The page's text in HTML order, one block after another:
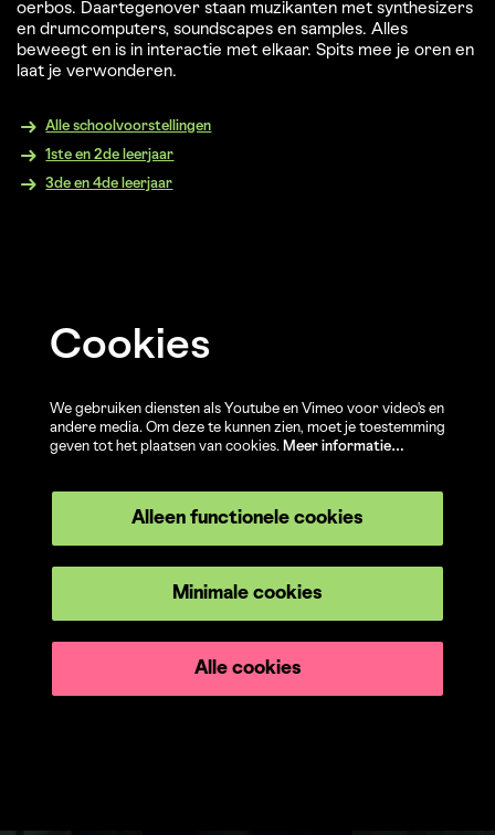
oerbos. Daartegenover staan muzikanten met synthesizers
en drumcomputers, soundscapes en samples. Alles
beweegt en is in interactie met elkaar. Spits mee je oren en
laat je verwonderen.
Alle schoolvoorstellingen
1ste en 2de leerjaar
3de en 4de leerjaar
Cookies
We gebruiken diensten als Youtube en Vimeo voor video's en
andere media. Om deze te kunnen zien, moet je toestemming
geven tot het plaatsen van cookies. Meer informatie…
Alleen functionele cookies
Minimale cookies
Alle cookies
Inzoomen